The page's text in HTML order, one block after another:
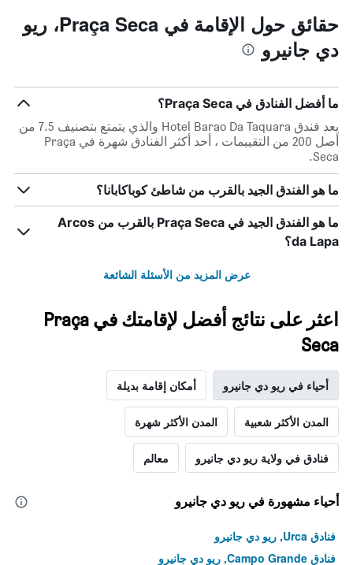
حقائق حول الإقامة في Praça Seca، ريو
دي جانيرو
ما أفضل الفنادق في Praça Seca؟
يعد فندق Hotel Barao Da Taquara والذي يتمتع بتصنيف 7.5 من
أصل 200 من التقييمات ، أحد أكثر الفنادق شهرة في Praça
Seca.
ما هو الفندق الجيد بالقرب من شاطئ كوباكابانا؟
ما هو الفندق الجيد في Praça Seca بالقرب من Arcos
da Lapa؟
عرض المزيد من الأسئلة الشائعة
اعثر على نتائج أفضل لإقامتك في Praça
Seca
أحياء في ريو دي جانيرو أمكان إقامة بديلة
المدن الأكثر شعبية المدن الأكثر شهرة
فنادق في ولاية ريو دي جانيرو معالم
أحياء مشهورة في ريو دي جانيرو
فنادق Urca, ريو دي جانيرو
فنادق Campo Grande, ريو دي جانيرو